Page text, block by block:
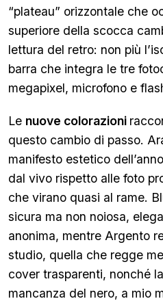
“plateau” orizzontale che
superiore della scocca
lettura del retro: non più
barra che integra le tre
megapixel, microfono e
Le nuove colorazioni
questo cambio di passo.
manifesto estetico
dal vivo rispetto alle foto
che virano quasi al rame.
sicura ma non noiosa,
anonima, mentre Argento
studio, quella che regge
cover trasparenti, nonché
mancanza del nero, a mio